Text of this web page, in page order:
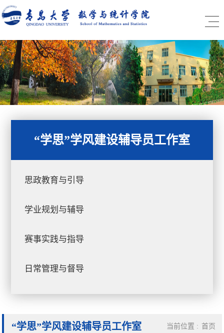
“学思”学风建设辅导员工作室
思政教育与引导
学业规划与辅导
赛事实践与指导
日常管理与督导
“学思”学风建设辅导员工作室 当前位置 : 首页